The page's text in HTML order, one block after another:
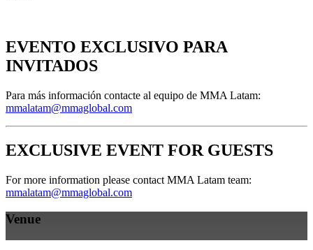
EVENTO EXCLUSIVO PARA
INVITADOS
Para más información contacte al equipo de MMA Latam:
mmalatam@mmaglobal.com
EXCLUSIVE EVENT FOR GUESTS
For more information please contact MMA Latam team:
mmalatam@mmaglobal.com
Venue